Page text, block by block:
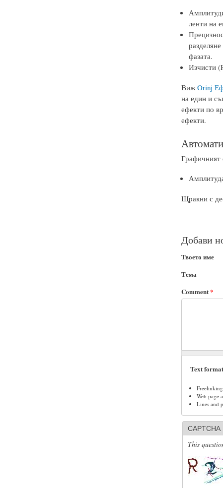
ленти на
фазата.
Изчисти
Виж Orinj
на един и
ефекти по
ефекти.
Графичният
Щракни с
Добави
Твоето име
Тема
Comment*
Text format
Web page
Lines and
CAPTCHA
This